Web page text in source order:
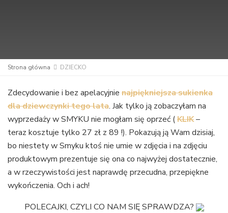
Strona główna DZIECKO
Zdecydowanie i bez apelacyjnie najpiękniejsza sukienka
dla dziewczynki tego lata. Jak tylko ją zobaczyłam na
wyprzedaży w SMYKU nie mogłam się oprzeć (KLIK–
teraz kosztuje tylko 27 zł z 89 !). Pokazują ją Wam dzisiaj,
bo niestety w Smyku ktoś nie umie w zdjęcia i na zdjęciu
produktowym prezentuje się ona co najwyżej dostatecznie,
a w rzeczywistości jest naprawdę przecudna, przepiękne
wykończenia. Och i ach!
POLECAJKI, CZYLI CO NAM SIĘ SPRAWDZA?